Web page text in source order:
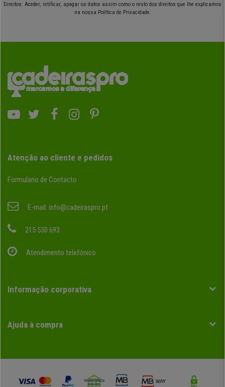
Direitos: Aceder, retificar, apagar os datos assim como o resto dos direitos que lhe explicamos
na nossa Política de Privacidade.
Atenção ao cliente e pedidos
Formulario de Contacto
E-mail: info@cadeiraspro.pt
215 550 693
Atendimento telefónico
Informação corporativa
Ajuda à compra